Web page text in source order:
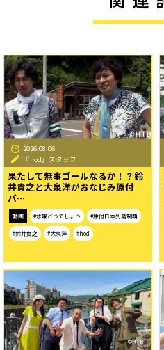
2026.08.06
『hod』スタッフ
果たして無事ゴールなるか！？鈴
井貴之と大泉洋がおなじみ原付
バ…
動画 #水曜どうでしょう #原付日本列島制覇
#鈴井貴之 #大泉洋 #hod